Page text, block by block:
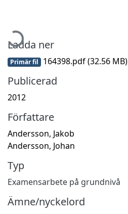
Ladda ner
Primär fil 164398.pdf(32.56 MB)
Publicerad
2012
Författare
Andersson, Jakob
Andersson, Johan
Typ
Examensarbete på grundnivå
Ämne/nyckelord